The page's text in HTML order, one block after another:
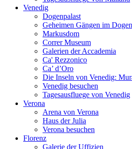
Venedig
Dogenpalast
Geheimen Gängen im
Markusdom
Correr Museum
Galerien der Accademia
Ca' Rezzonico
Ca’ d’Oro
Die Inseln von Venedig:
Venedig besuchen
Tagesausfluege von Venedig
Verona
Arena von Verona
Haus der Julia
Verona besuchen
Florenz
Galerie der Uffizien